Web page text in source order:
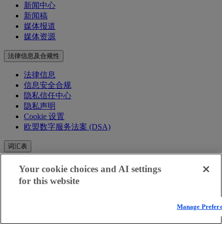
新闻中心
新闻稿
媒体报道
媒体资源
法律信息及合规性
法律信息
信息安全合规
隐私信任中心
隐私声明
Cookie 设置
欧盟数字服务法案 (DSA)
词汇表
什么是 API 安全防护？
什么是 CDN？
什么是云计算？
Your cookie choices and AI settings
for this website
Manage